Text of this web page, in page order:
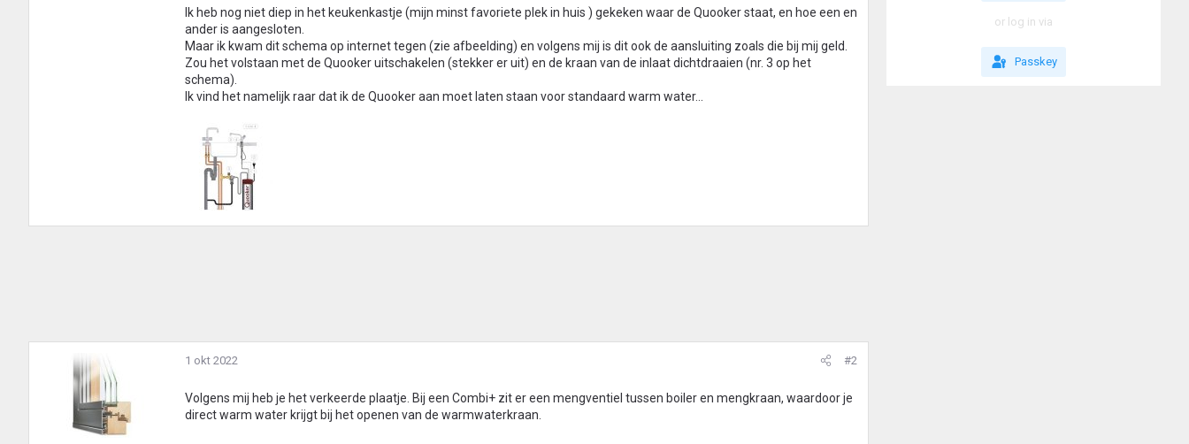
Ik heb nog niet diep in het keukenkastje (mijn minst favoriete plek in huis ) gekeken waar de Quooker staat, en hoe een en
ander is aangesloten.
Maar ik kwam dit schema op internet tegen (zie afbeelding) en volgens mij is dit ook de aansluiting zoals die bij mij geld.
Zou het volstaan met de Quooker uitschakelen (stekker er uit) en de kraan van de inlaat dichtdraaien (nr. 3 op het
schema).
Ik vind het namelijk raar dat ik de Quooker aan moet laten staan voor standaard warm water...
1 okt 2022 #2
Volgens mij heb je het verkeerde plaatje. Bij een Combi+ zit er een mengventiel tussen boiler en mengkraan, waardoor je
direct warm water krijgt bij het openen van de warmwaterkraan.
or log in via
Passkey